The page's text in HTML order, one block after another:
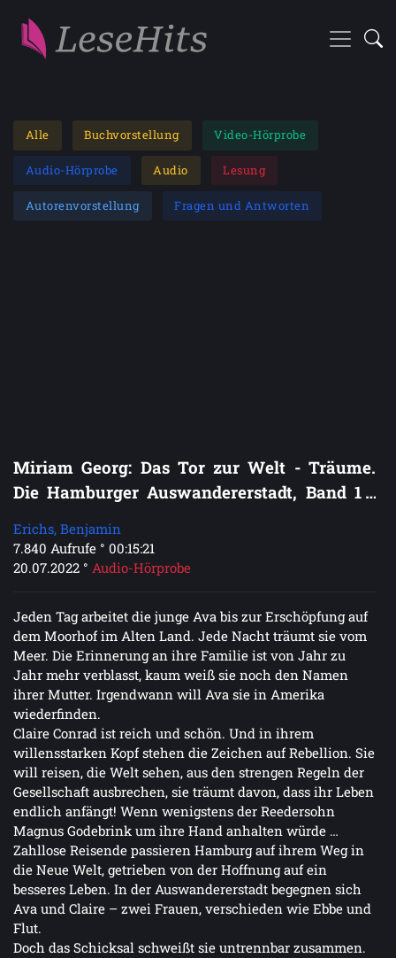
Alle Buchvorstellung Video-Hörprobe
Audio-Hörprobe Audio Lesung
Autorenvorstellung Fragen und Antworten
Miriam Georg: Das Tor zur Welt - Träume.
Die Hamburger Auswandererstadt, Band 1 -
Erichs, Benjamin
7.840 Aufrufe ° 00:15:21
20.07.2022 ° Audio-Hörprobe
Jeden Tag arbeitet die junge Ava bis zur Erschöpfung auf
dem Moorhof im Alten Land. Jede Nacht träumt sie vom
Meer. Die Erinnerung an ihre Familie ist von Jahr zu
Jahr mehr verblasst, kaum weiß sie noch den Namen
ihrer Mutter. Irgendwann will Ava sie in Amerika
wiederfinden.
Claire Conrad ist reich und schön. Und in ihrem
willensstarken Kopf stehen die Zeichen auf Rebellion. Sie
will reisen, die Welt sehen, aus den strengen Regeln der
Gesellschaft ausbrechen, sie träumt davon, dass ihr Leben
endlich anfängt! Wenn wenigstens der Reedersohn
Magnus Godebrink um ihre Hand anhalten würde …
Zahllose Reisende passieren Hamburg auf ihrem Weg in
die Neue Welt, getrieben von der Hoffnung auf ein
besseres Leben. In der Auswandererstadt begegnen sich
Ava und Claire – zwei Frauen, verschieden wie Ebbe und
Flut.
Doch das Schicksal schweißt sie untrennbar zusammen.